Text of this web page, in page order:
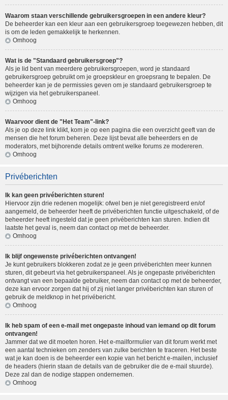
Waarom staan verschillende gebruikersgroepen in een andere kleur?
De beheerder kan een kleur aan een gebruikersgroep toegewezen hebben, dit
is om de leden gemakkelijk te herkennen.
Omhoog
Wat is de "Standaard gebruikersgroep"?
Als je lid bent van meerdere gebruikersgroepen, word je standaard
gebruikersgroep gebruikt om je groepskleur en groepsrang te bepalen. De
beheerder kan je de permissies geven om je standaard gebruikersgroep te
wijzigen via het gebruikerspaneel.
Omhoog
Waarvoor dient de "Het Team"-link?
Als je op deze link klikt, kom je op een pagina die een overzicht geeft van de
mensen die het forum beheren. Deze lijst bevat alle beheerders en de
moderators, met bijhorende details omtrent welke forums ze modereren.
Omhoog
Privéberichten
Ik kan geen privéberichten sturen!
Hiervoor zijn drie redenen mogelijk: ofwel ben je niet geregistreerd en/of
aangemeld, de beheerder heeft de privéberichten functie uitgeschakeld, of de
beheerder heeft ingesteld dat je geen privéberichten kan sturen. Indien dit
laatste het geval is, neem dan contact op met de beheerder.
Omhoog
Ik blijf ongewenste privéberichten ontvangen!
Je kunt gebruikers blokkeren zodat ze je geen privéberichten meer kunnen
sturen, dit gebeurt via het gebruikerspaneel. Als je ongepaste privéberichten
ontvangt van een bepaalde gebruiker, neem dan contact op met de beheerder,
deze kan ervoor zorgen dat hij of zij niet langer privéberichten kan sturen of
gebruik de meldknop in het privébericht.
Omhoog
Ik heb spam of een e-mail met ongepaste inhoud van iemand op dit forum
ontvangen!
Jammer dat we dit moeten horen. Het e-mailformulier van dit forum werkt met
een aantal technieken om zenders van zulke berichten te traceren. Het beste
wat je kan doen is de beheerder een kopie van het bericht e-mailen, inclusief
de headers (hierin staan de details van de gebruiker die de e-mail stuurde).
Deze zal dan de nodige stappen ondernemen.
Omhoog